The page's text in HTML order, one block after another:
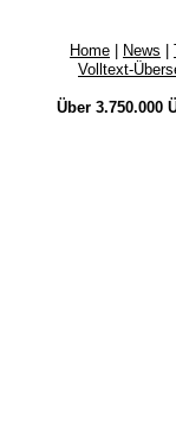
Home News
Volltext-
Über 3.750.000